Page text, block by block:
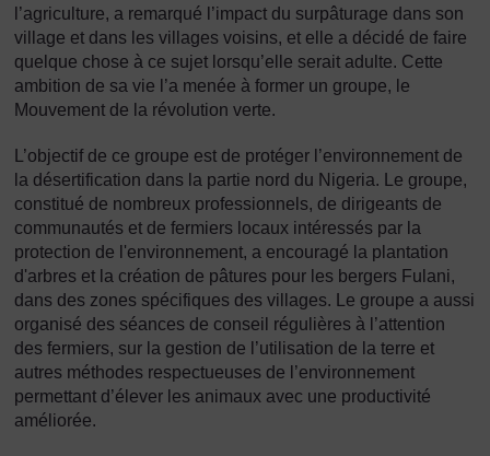
l’agriculture, a remarqué l’impact du surpâturage dans son
village et dans les villages voisins, et elle a décidé de faire
quelque chose à ce sujet lorsqu’elle serait adulte. Cette
ambition de sa vie l’a menée à former un groupe, le
Mouvement de la révolution verte.
L’objectif de ce groupe est de protéger l’environnement de
la désertification dans la partie nord du Nigeria. Le groupe,
constitué de nombreux professionnels, de dirigeants de
communautés et de fermiers locaux intéressés par la
protection de l'environnement, a encouragé la plantation
d'arbres et la création de pâtures pour les bergers Fulani,
dans des zones spécifiques des villages. Le groupe a aussi
organisé des séances de conseil régulières à l’attention
des fermiers, sur la gestion de l’utilisation de la terre et
autres méthodes respectueuses de l’environnement
permettant d’élever les animaux avec une productivité
améliorée.